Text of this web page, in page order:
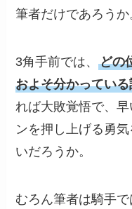
筆者だけであろうか
3角手前では、どの
およそ分かっている
れば大敗覚悟で、
ンを押し上げる勇
いだろうか。
むろん筆者は騎手